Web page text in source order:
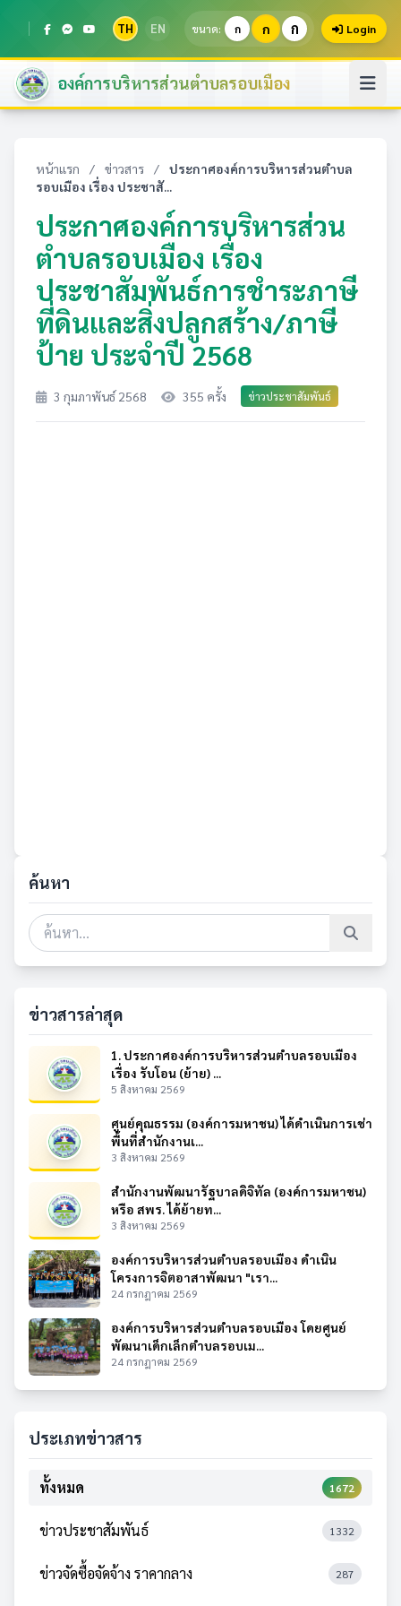
TH EN ขนาด: ก ก ก Login
องค์การบริหารส่วนตำบลรอบเมือง
หน้าแรก / ข่าวสาร /
ประกาศองค์การบริหารส่วนตำบล
รอบเมือง เรื่อง ประชาสั...
ประกาศองค์การบริหารส่วน
ตำบลรอบเมือง เรื่อง
ประชาสัมพันธ์การชำระภาษี
ที่ดินและสิ่งปลูกสร้าง/ภาษี
ป้าย ประจำปี 2568
3 กุมภาพันธ์ 2568 355 ครั้ง ข่าวประชาสัมพันธ์
ค้นหา
ข่าวสารล่าสุด
1. ประกาศองค์การบริหารส่วนตำบลรอบเมือง
เรื่อง รับโอน (ย้าย) ...
5 สิงหาคม 2569
ศูนย์คุณธรรม (องค์การมหาชน) ได้ดำเนินการเช่า
พื้นที่สำนักงานเ...
3 สิงหาคม 2569
สำนักงานพัฒนารัฐบาลดิจิทัล (องค์การมหาชน)
หรือ สพร. ได้ย้ายท...
3 สิงหาคม 2569
องค์การบริหารส่วนตำบลรอบเมือง ดำเนิน
โครงการจิตอาสาพัฒนา "เรา...
24 กรกฎาคม 2569
องค์การบริหารส่วนตำบลรอบเมือง โดยศูนย์
พัฒนาเด็กเล็กตำบลรอบเม...
24 กรกฎาคม 2569
ประเภทข่าวสาร
ทั้งหมด 1672
ข่าวประชาสัมพันธ์ 1332
ข่าวจัดซื้อจัดจ้าง ราคากลาง 287